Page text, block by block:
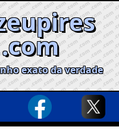
.com
exato da verdade